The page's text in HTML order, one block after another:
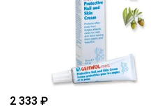
2 333 ₽